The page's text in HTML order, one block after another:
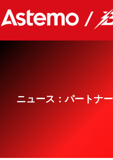
ニュース
グッズ
ニュース：パートナー